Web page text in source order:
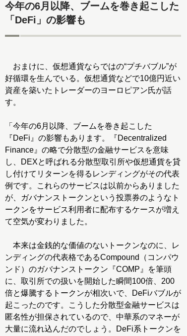
今年の6月以降、ブームを巻き起こした
「DeFi」の影響も
おまけに、仮想通貨ならではの“プチバブル”が
好循環を生んでいる。仮想通貨などで10億円近い
資産を築いたトレーダーのヨーロピアン氏が話
す。
「今年の6月以降、ブームを巻き起こした
『DeFi』の影響もあります。『Decentralized
Finance』の略で分散型の金融サービスを意味
し、DEXと呼ばれる分散型取引所や仮想通貨を貸
し付けてリターンを得るレンディングがその代表
例です。これらのサービスは以前からありました
が、ガバナンストークンという投票券のようなト
ークンをサービス利用者に配布するケースが増え
て空気が変わりました。
本来は金銭的な価値のないトークンなのに、レ
ンディングの代表格であるCompound（コンパウ
ンド）のガバナンストークン『COMP』を筆頭
に、取引所での扱いを開始した瞬間100倍、200
倍と爆騰するトークンが相次いで、DeFiバブルが
起こったのです。こうした分散型金融サービスは
匿名性が担保されているので、中華系のマネーが
大量に流れ込んだのでしょう。DeFi系トークンを